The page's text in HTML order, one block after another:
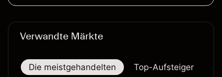
Verwandte Märkte
Die meistgehandelten Top-Aufsteiger